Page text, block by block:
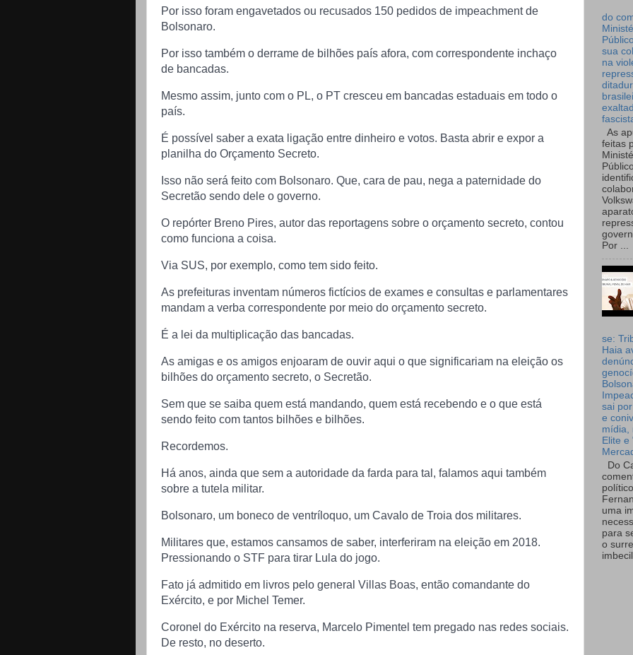
Por isso foram engavetados ou recusados 150 pedidos de impeachment de
Bolsonaro.
Por isso também o derrame de bilhões país afora, com correspondente inchaço
de bancadas.
Mesmo assim, junto com o PL, o PT cresceu em bancadas estaduais em todo o
país.
É possível saber a exata ligação entre dinheiro e votos. Basta abrir e expor a
planilha do Orçamento Secreto.
Isso não será feito com Bolsonaro. Que, cara de pau, nega a paternidade do
Secretão sendo dele o governo.
O repórter Breno Pires, autor das reportagens sobre o orçamento secreto, contou
como funciona a coisa.
Via SUS, por exemplo, como tem sido feito.
As prefeituras inventam números fictícios de exames e consultas e parlamentares
mandam a verba correspondente por meio do orçamento secreto.
É a lei da multiplicação das bancadas.
As amigas e os amigos enjoaram de ouvir aqui o que significariam na eleição os
bilhões do orçamento secreto, o Secretão.
Sem que se saiba quem está mandando, quem está recebendo e o que está
sendo feito com tantos bilhões e bilhões.
Recordemos.
Há anos, ainda que sem a autoridade da farda para tal, falamos aqui também
sobre a tutela militar.
Bolsonaro, um boneco de ventríloquo, um Cavalo de Troia dos militares.
Militares que, estamos cansamos de saber, interferiram na eleição em 2018.
Pressionando o STF para tirar Lula do jogo.
Fato já admitido em livros pelo general Villas Boas, então comandante do
Exército, e por Michel Temer.
Coronel do Exército na reserva, Marcelo Pimentel tem pregado nas redes sociais.
De resto, no deserto.
do
sua
na
As
feitas
Por ...
se:
Haia
sai
e
mídia,
Elite e
Do
uma
para
o